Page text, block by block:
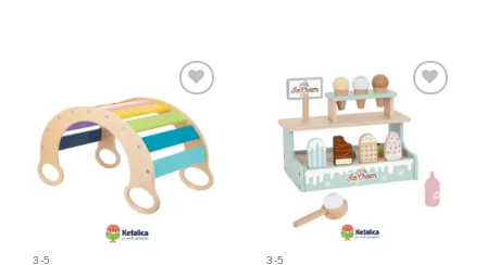
Sačuvaj
proizvod
3-5
Sačuvaj
proizvod
3-5